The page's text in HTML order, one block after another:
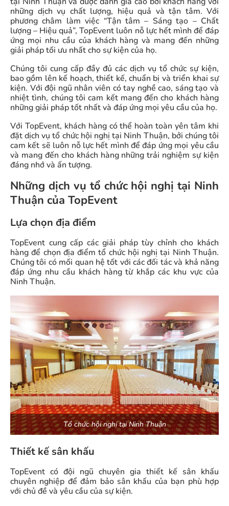
những dịch vụ chất lượng, hiệu quả và tận tâm. Với
phương châm làm việc “Tận tâm – Sáng tạo – Chất
lượng – Hiệu quả”, TopEvent luôn nỗ lực hết mình để đáp
ứng mọi nhu cầu của khách hàng và mang đến những
giải pháp tối ưu nhất cho sự kiện của họ.
Chúng tôi cung cấp đầy đủ các dịch vụ tổ chức sự kiện,
bao gồm lên kế hoạch, thiết kế, chuẩn bị và triển khai sự
kiện. Với đội ngũ nhân viên có tay nghề cao, sáng tạo và
nhiệt tình, chúng tôi cam kết mang đến cho khách hàng
những giải pháp tốt nhất và đáp ứng mọi yêu cầu của họ.
Với TopEvent, khách hàng có thể hoàn toàn yên tâm khi
đặt dịch vụ tổ chức hội nghị tại Ninh Thuận, bởi chúng tôi
cam kết sẽ luôn nỗ lực hết mình để đáp ứng mọi yêu cầu
và mang đến cho khách hàng những trải nghiệm sự kiện
đáng nhớ và ấn tượng.
Những dịch vụ tổ chức hội nghị tại Ninh
Thuận của TopEvent
Lựa chọn địa điểm
TopEvent cung cấp các giải pháp tùy chỉnh cho khách
hàng để chọn địa điểm tổ chức hội nghị tại Ninh Thuận.
Chúng tôi có mối quan hệ tốt với các đối tác và khả năng
đáp ứng nhu cầu khách hàng từ khắp các khu vực của
Ninh Thuận.
Tổ chức hội nghị tại Ninh Thuận
Thiết kế sân khấu
TopEvent có đội ngũ chuyên gia thiết kế sân khấu
chuyên nghiệp để đảm bảo sân khấu của bạn phù hợp
với chủ đề và yêu cầu của sự kiện.